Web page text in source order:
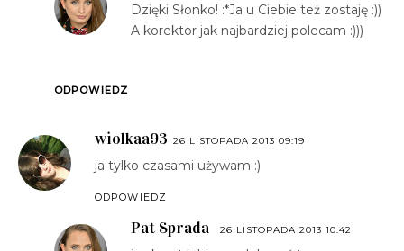
Dzięki Słonko! :*Ja u Ciebie też zostaję :))
A korektor jak najbardziej polecam :)))
ODPOWIEDZ
wiolkaa93 26 LISTOPADA 2013 09:19
ja tylko czasami używam :)
ODPOWIEDZ
Pat Sprada 26 LISTOPADA 2013 10:42